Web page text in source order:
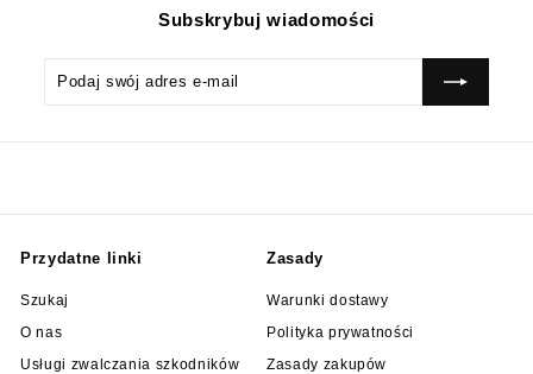
Subskrybuj wiadomości
e-
Przydatne linki
Szukaj
O nas
Usługi zwalczania szkodników
Zasady
Warunki dostawy
Polityka prywatności
Zasady zakupów